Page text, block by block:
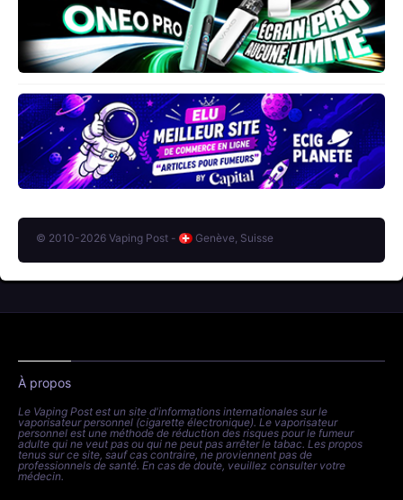
© 2010-2026 Vaping Post - Genève, Suisse
À propos
Le Vaping Post est un site d'informations internationales sur le
vaporisateur personnel (cigarette électronique). Le vaporisateur
personnel est une méthode de réduction des risques pour le fumeur
adulte qui ne veut pas ou qui ne peut pas arrêter le tabac. Les propos
tenus sur ce site, sauf cas contraire, ne proviennent pas de
professionnels de santé. En cas de doute, veuillez consulter votre
médecin.